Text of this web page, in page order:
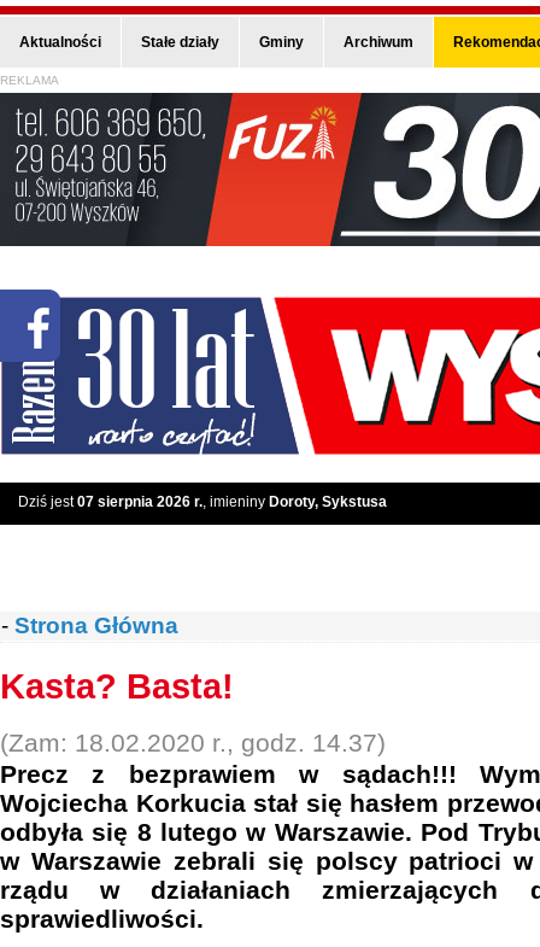
Aktualności Stałe działy Gminy Archiwum
REKLAMA
Dziś jest07 sierpnia 2026 r., imieniny Doroty, Sykstusa
- Strona Główna
Kasta? Basta!
(Zam: 18.02.2020 r., godz. 14.37)
Precz z bezprawiem w sądach!!!
Wojciecha Korkucia stał się hasłem
odbyła się 8 lutego w Warszawie. Pod
w Warszawie zebrali się polscy patrioci
rządu w działaniach zmierzających
sprawiedliwości.